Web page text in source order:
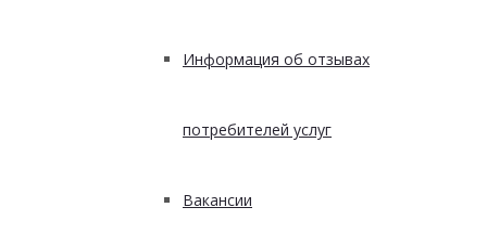
Информация об отзывах
потребителей услуг
Вакансии